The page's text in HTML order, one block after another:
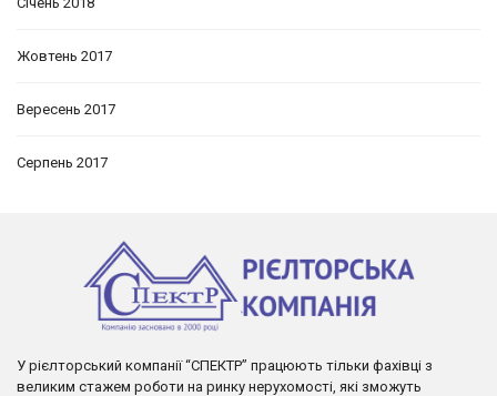
Жовтень 2017
Вересень 2017
Серпень 2017
У рієлторський компанії “СПЕКТР” працюють тільки фахівці з
великим стажем роботи на ринку нерухомості, які зможуть